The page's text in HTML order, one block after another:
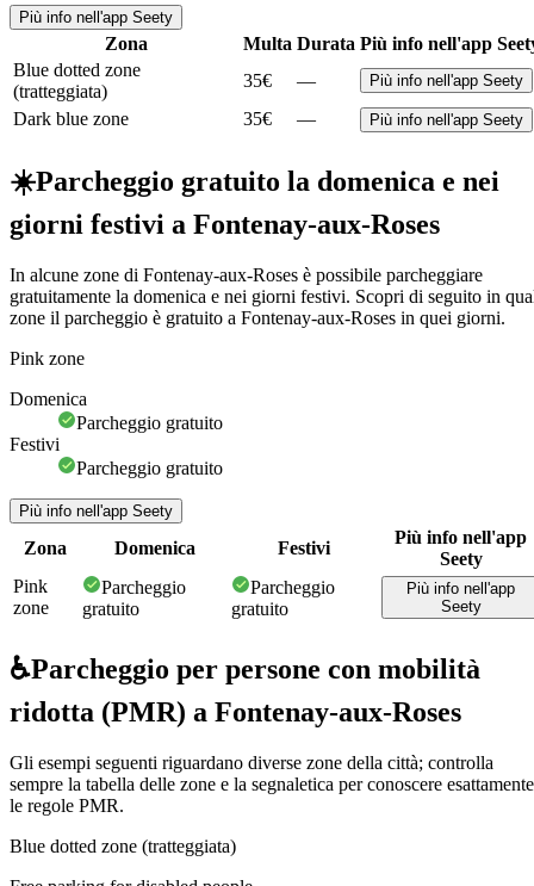
Più info nell'app Seety
Zona Multa Durata Più info nell'app
Blue dotted zone
(tratteggiata)
35€ — Più info nell'app Seety
Dark blue zone 35€ — Più info nell'app Seety
☀️Parcheggio gratuito la domenica e nei
giorni festivi a Fontenay-aux-Roses
In alcune zone di Fontenay-aux-Roses è possibile parcheggiare
gratuitamente la domenica e nei giorni festivi. Scopri di seguito in
zone il parcheggio è gratuito a Fontenay-aux-Roses in quei giorni.
Pink zone
Domenica
Parcheggio gratuito
Festivi
Parcheggio gratuito
Più info nell'app Seety
Zona Domenica Festivi
Più info nell'app
Seety
Pink
zone
Parcheggio
gratuito
Parcheggio
gratuito
Più info nell'app
Seety
♿Parcheggio per persone con mobilità
ridotta (PMR) a Fontenay-aux-Roses
Gli esempi seguenti riguardano diverse zone della città; controlla
sempre la tabella delle zone e la segnaletica per conoscere esattamente
le regole PMR.
Blue dotted zone (tratteggiata)